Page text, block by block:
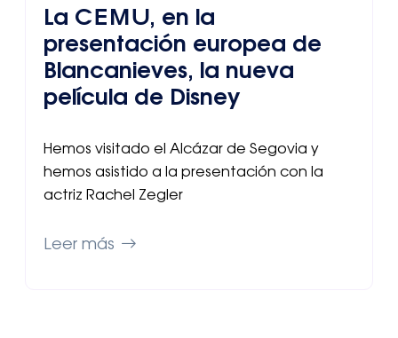
La CEMU, en la
presentación europea de
Blancanieves, la nueva
película de Disney
Hemos visitado el Alcázar de Segovia y
hemos asistido a la presentación con la
actriz Rachel Zegler
Leer más